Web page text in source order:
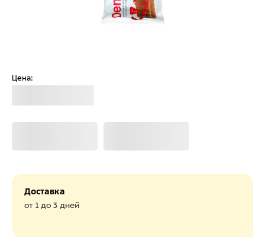
Цена:
Доставка
от 1 до 3 дней